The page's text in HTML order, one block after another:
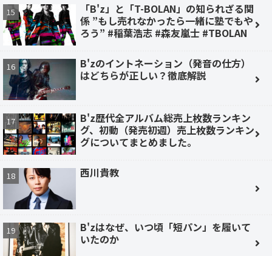
「B'z」と「T-BOLAN」の知られざる関
係 ”もし売れなかったら一緒に塾でもや
ろう” #稲葉浩志 #森友嵐士 #TBOLAN
B'zのイントネーション（発音の仕方）
はどちらが正しい？徹底解説
B'z歴代全アルバム総売上枚数ランキン
グ、初動（発売初週）売上枚数ランキン
グについてまとめました。
西川貴教
B'zはなぜ、いつ頃「短パン」を履いて
いたのか